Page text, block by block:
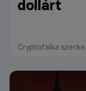
dollárt
Cryptofalka